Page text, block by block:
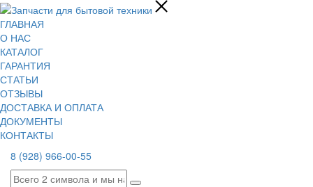
ГЛАВНАЯ
О НАС
КАТАЛОГ
ГАРАНТИЯ
СТАТЬИ
ОТЗЫВЫ
ДОСТАВКА И ОПЛАТА
ДОКУМЕНТЫ
КОНТАКТЫ
8 (928) 966-00-55